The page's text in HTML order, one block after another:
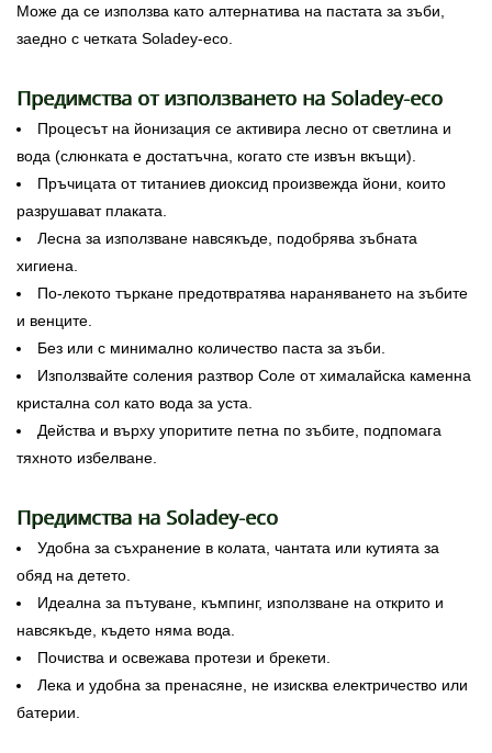
Може да се използва като алтернатива на пастата за зъби,
заедно с четката Soladey-eco.
Предимства от използването на Soladey-eco
Процесът на йонизация се активира лесно от светлина и
вода (слюнката е достатъчна, когато сте извън вкъщи).
Пръчицата от титаниев диоксид произвежда йони, които
разрушават плаката.
Лесна за използване навсякъде, подобрява зъбната
хигиена.
По-лекото търкане предотвратява нараняването на зъбите
и венците.
Без или с минимално количество паста за зъби.
Използвайте соления разтвор Соле от хималайска каменна
кристална сол като вода за уста.
Действа и върху упоритите петна по зъбите, подпомага
тяхното избелване.
Предимства на Soladey-eco
Удобна за съхранение в колата, чантата или кутията за
обяд на детето.
Идеална за пътуване, къмпинг, използване на открито и
навсякъде, където няма вода.
Почиства и освежава протези и брекети.
Лека и удобна за пренасяне, не изисква електричество или
батерии.